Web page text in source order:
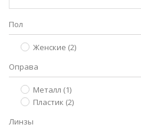
Пол
Женские (2)
Оправа
Металл (1)
Пластик (2)
Линзы